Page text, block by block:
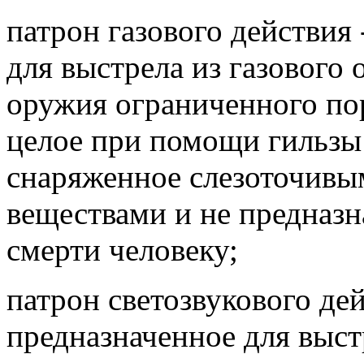
патрон газового
для выстрела из
оружия ограниченного
целое при помощи
снаряженное
веществами и не
смерти человеку;
патрон светозвукового
предназначенное для